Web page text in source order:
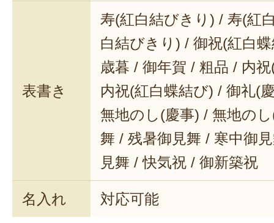
表書き
寿(紅白結びきり) / 寿(紅
白結びきり) / 御祝(紅白
歳暮 / 御年賀 / 粗品 / 内
内祝(紅白蝶結び) / 御礼(
無地のし(慶事) / 無地の
舞 / 残暑御見舞 / 寒中御
見舞 / 快気祝 / 御新築祝
名入れ 対応可能